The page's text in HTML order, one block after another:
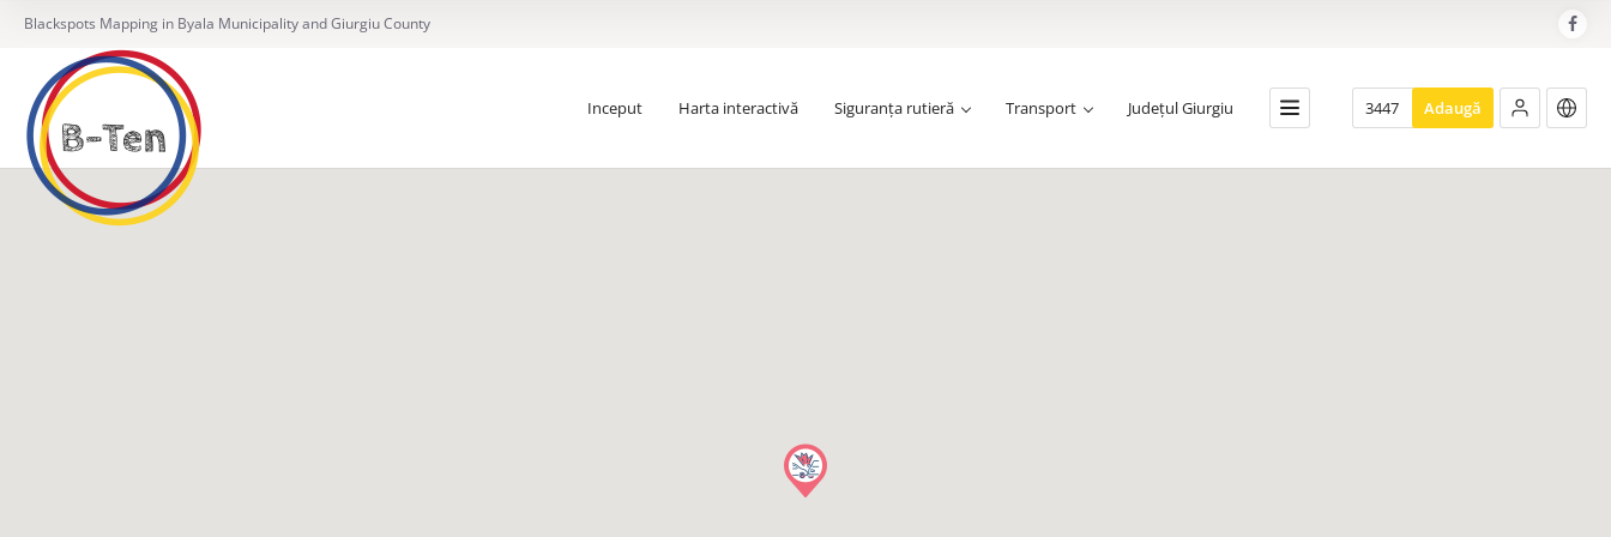
Blackspots Mapping in Byala Municipality and Giurgiu County
Inceput Harta interactivă Siguranța rutieră Transport Județul Giurgiu 3447 Adaugă